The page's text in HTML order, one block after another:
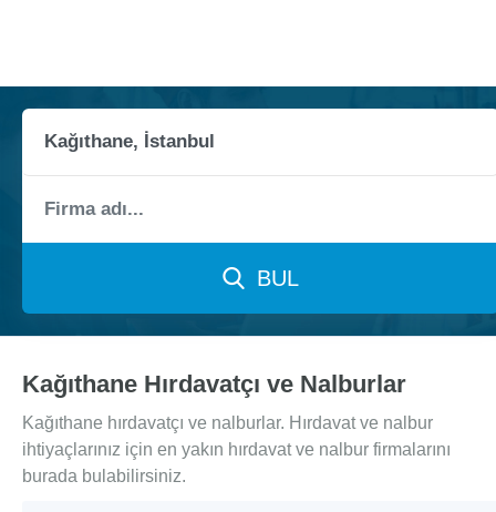
BUL
Kağıthane Hırdavatçı ve Nalburlar
Kağıthane hırdavatçı ve nalburlar. Hırdavat ve nalbur
ihtiyaçlarınız için en yakın hırdavat ve nalbur firmalarını
burada bulabilirsiniz.